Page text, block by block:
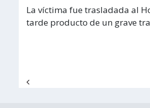
La víctima fue trasladada al
tarde producto de un grave